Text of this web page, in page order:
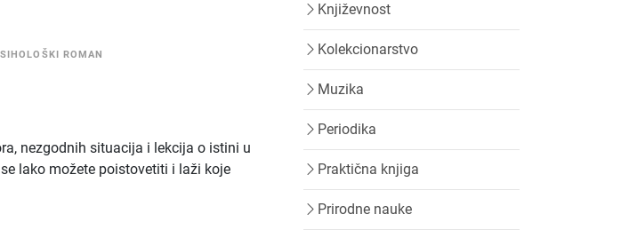
ROMAN
nezgodnih situacija i lekcija o istini u
lako možete poistovetiti i laži koje
Književnost
Kolekcionarstvo
Muzika
Periodika
Praktična knjiga
Prirodne nauke